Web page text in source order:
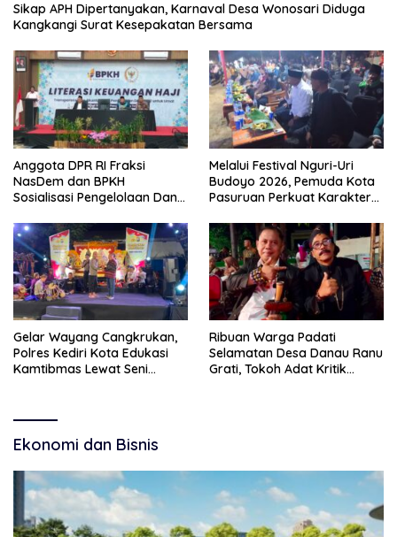
Sikap APH Dipertanyakan, Karnaval Desa Wonosari Diduga
Kangkangi Surat Kesepakatan Bersama
Anggota DPR RI Fraksi
NasDem dan BPKH
Sosialisasi Pengelolaan Dana
Melalui Festival Nguri-Uri
Budoyo 2026, Pemuda Kota
Pasuruan Perkuat Karakter
Narkoba
Gelar Wayang Cangkrukan,
Polres Kediri Kota Edukasi
Kamtibmas Lewat Seni
Ribuan Warga Padati
Selamatan Desa Danau Ranu
Grati, Tokoh Adat Kritik
Ekonomi dan Bisnis